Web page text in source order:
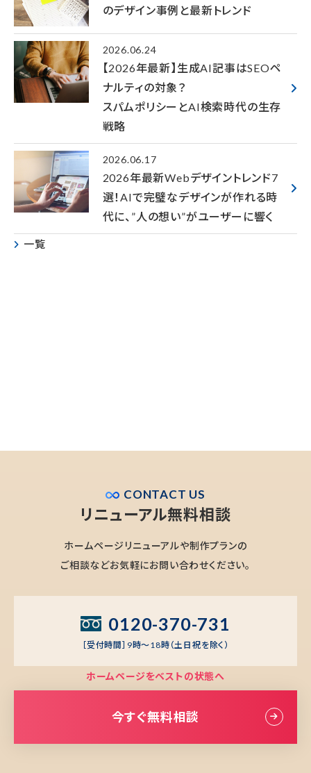
のデザイン事例と最新トレンド
2026.06.24
【2026年最新】生成AI記事はSEOペ
ナルティの対象？
スパムポリシーとAI検索時代の生存
戦略
2026.06.17
2026年最新Webデザイントレンド7
選！AIで完璧なデザインが作れる時
代に、”人の想い”がユーザーに響く
一覧
CONTACT US
リニューアル無料相談
ホームページリニューアルや制作プランの
ご相談などお気軽にお問い合わせください。
0120-370-731
［受付時間］9時～18時（土日祝を除く）
ホームページをベストの状態へ
今すぐ無料相談